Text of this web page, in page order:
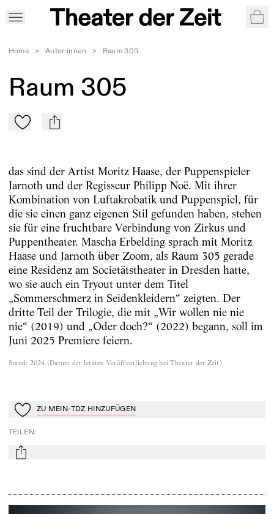
Home > Autor:innen > Raum 305
Raum 305
Zu Mein-TdZ hinzufügen
mail
das sind der Artist Moritz Haase, der Puppenspieler
Jarnoth und der Regisseur Philipp Noë. Mit ihrer
Kombination von Luftakrobatik und Puppenspiel, für
die sie einen ganz eigenen Stil gefunden haben, stehen
sie für eine fruchtbare Verbindung von Zirkus und
Puppentheater. Mascha Erbelding sprach mit Moritz
Haase und Jarnoth über Zoom, als Raum 305 gerade
eine Residenz am Societätstheater in Dresden hatte,
wo sie auch ein Tryout unter dem Titel
„Sommerschmerz in Seidenkleidern“ zeigten. Der
dritte Teil der Trilogie, die mit „Wir wollen nie nie
nie“ (2019) und „Oder doch?“ (2022) begann, soll im
Juni 2025 Premiere feiern.
Stand: 2024 (Datum der letzten Veröffentlichung bei Theater der Zeit )
Zu Mein-TdZ hinzufügen
ZU MEIN-TDZ HINZUFÜGEN
TEILEN:
mail